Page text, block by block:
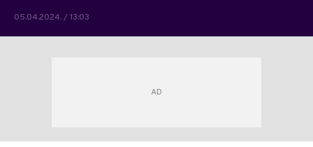
05.04.2024. / 13:03